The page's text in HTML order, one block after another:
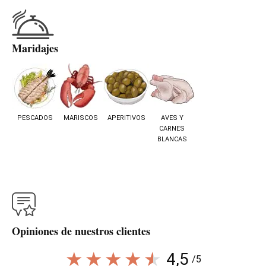
Maridajes
PESCADOS MARISCOS APERITIVOS
AVES Y
CARNES
BLANCAS
Opiniones de nuestros clientes
4,5 /5